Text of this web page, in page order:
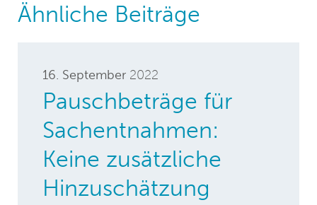
Ähnliche Beiträge
16. September 2022
Pauschbeträge für
Sachentnahmen:
Keine zusätzliche
Hinzuschätzung